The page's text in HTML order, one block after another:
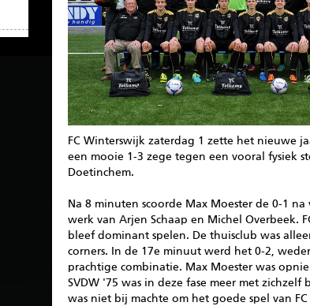
FC Winterswijk zaterdag 1 zette het nieuwe
een mooie 1-3 zege tegen een vooral fysiek
Doetinchem.
Na 8 minuten scoorde Max Moester de 0-1
werk van Arjen Schaap en Michel Overbeek.
bleef dominant spelen. De thuisclub was
corners. In de 17e minuut werd het 0-2,
prachtige combinatie. Max Moester was
SVDW '75 was in deze fase meer met zichzelf
was niet bij machte om het goede spel van